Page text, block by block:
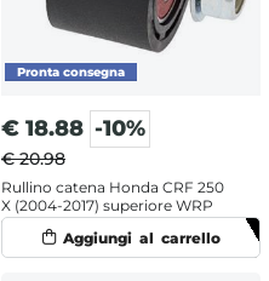
€ 18.88 -10%
€ 20.98
Rullino catena Honda CRF 250
X (2004-2017) superiore WRP